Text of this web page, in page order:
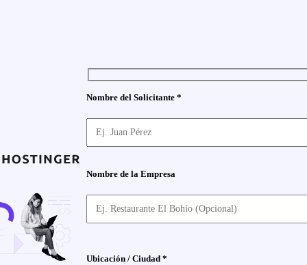
Nombre del Solicitante *
Nombre de la Empresa
Ubicación / Ciudad *